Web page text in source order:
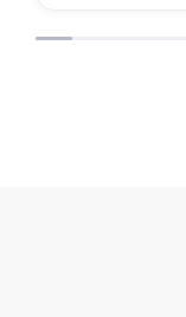
приятными.